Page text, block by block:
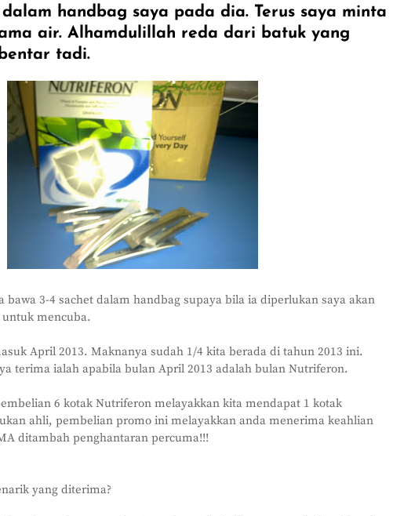
handbag saya pada dia. Terus saya minta
air. Alhamdulillah reda dari batuk yang
tadi.
bawa 3-4 sachet dalam handbag supaya bila ia diperlukan saya akan
mencuba.
April 2013. Maknanya sudah 1/4 kita berada di tahun 2013 ini.
terima ialah apabila bulan April 2013 adalah bulan Nutriferon.
6 kotak Nutriferon melayakkan kita mendapat 1 kotak
ahli, pembelian promo ini melayakkan anda menerima keahlian
ditambah penghantaran percuma!!!
yang diterima?